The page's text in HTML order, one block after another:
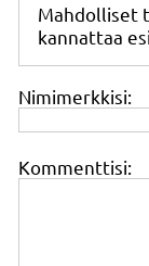
Mahdolliset
kannattaa
Nimimerkkisi:
Kommenttisi: